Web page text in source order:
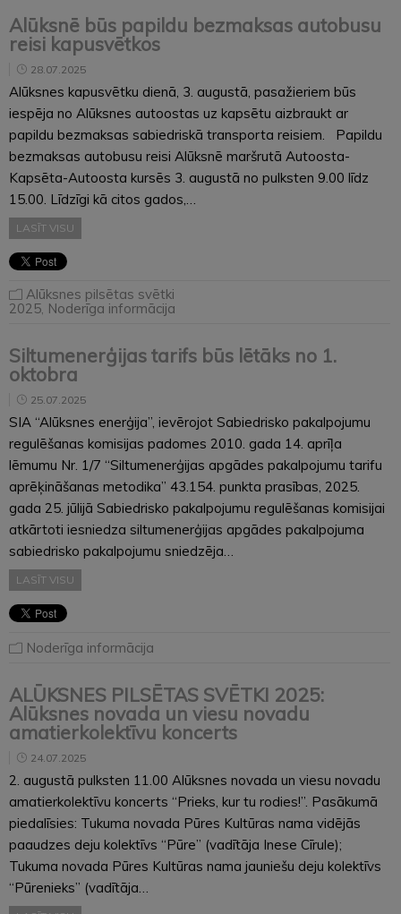
Alūksnē būs papildu bezmaksas autobusu
reisi kapusvētkos
28.07.2025
Alūksnes kapusvētku dienā, 3. augustā, pasažieriem būs
iespēja no Alūksnes autoostas uz kapsētu aizbraukt ar
papildu bezmaksas sabiedriskā transporta reisiem. Papildu
bezmaksas autobusu reisi Alūksnē maršrutā Autoosta-
Kapsēta-Autoosta kursēs 3. augustā no pulksten 9.00 līdz
15.00. Līdzīgi kā citos gados,…
LASĪT VISU
Alūksnes pilsētas svētki
2025 Noderīga informācija
Siltumenerģijas tarifs būs lētāks no 1.
oktobra
25.07.2025
SIA “Alūksnes enerģija”, ievērojot Sabiedrisko pakalpojumu
regulēšanas komisijas padomes 2010. gada 14. aprīļa
lēmumu Nr. 1/7 “Siltumenerģijas apgādes pakalpojumu tarifu
aprēķināšanas metodika” 43.154. punkta prasības, 2025.
gada 25. jūlijā Sabiedrisko pakalpojumu regulēšanas komisijai
atkārtoti iesniedza siltumenerģijas apgādes pakalpojuma
sabiedrisko pakalpojumu sniedzēja…
LASĪT VISU
Noderīga informācija
ALŪKSNES PILSĒTAS SVĒTKI 2025:
Alūksnes novada un viesu novadu
amatierkolektīvu koncerts
24.07.2025
2. augustā pulksten 11.00 Alūksnes novada un viesu novadu
amatierkolektīvu koncerts “Prieks, kur tu rodies!”. Pasākumā
piedalīsies: Tukuma novada Pūres Kultūras nama vidējās
paaudzes deju kolektīvs “Pūre” (vadītāja Inese Cīrule);
Tukuma novada Pūres Kultūras nama jauniešu deju kolektīvs
“Pūrenieks” (vadītāja…